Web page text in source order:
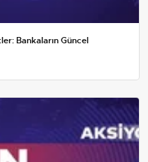
Bankaların Güncel